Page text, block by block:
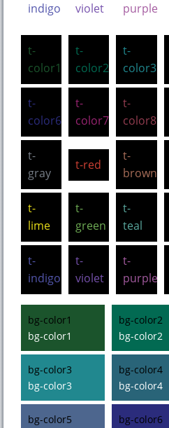
indigo
violet
purple
t-
color1
t-
color2
t-
color3
t-
color6
t-
color7
t-
color8
t-
gray
t-red
t-
brown
t-
lime
t-
green
t-
teal
t-
indigo
t-
violet
t-
purple
bg-color1
bg-color1
bg-color2
bg-color2
bg-color3
bg-color3
bg-color4
bg-color4
bg-color5
bg-color6